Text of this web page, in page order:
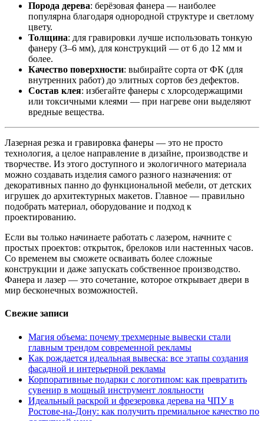
Порода дерева: берёзовая фанера — наиболее
популярна благодаря однородной структуре и светлому
цвету.
Толщина: для гравировки лучше использовать тонкую
фанеру (3–6 мм), для конструкций — от 6 до 12 мм и
более.
Качество поверхности: выбирайте сорта от ФК (для
внутренних работ) до элитных сортов без дефектов.
Состав клея: избегайте фанеры с хлорсодержащими
или токсичными клеями — при нагреве они выделяют
вредные вещества.
Лазерная резка и гравировка фанеры — это не просто
технология, а целое направление в дизайне, производстве и
творчестве. Из этого доступного и экологичного материала
можно создавать изделия самого разного назначения: от
декоративных панно до функциональной мебели, от детских
игрушек до архитектурных макетов. Главное — правильно
подобрать материал, оборудование и подход к
проектированию.
Если вы только начинаете работать с лазером, начните с
простых проектов: открыток, брелоков или настенных часов.
Со временем вы сможете осваивать более сложные
конструкции и даже запускать собственное производство.
Фанера и лазер — это сочетание, которое открывает двери в
мир бесконечных возможностей.
Свежие записи
Магия объема: почему трехмерные вывески стали
главным трендом современной рекламы
Как рождается идеальная вывеска: все этапы создания
фасадной и интерьерной рекламы
Корпоративные подарки с логотипом: как превратить
сувенир в мощный инструмент лояльности
Идеальный раскрой и фрезеровка дерева на ЧПУ в
Ростове-на-Дону: как получить премиальное качество по